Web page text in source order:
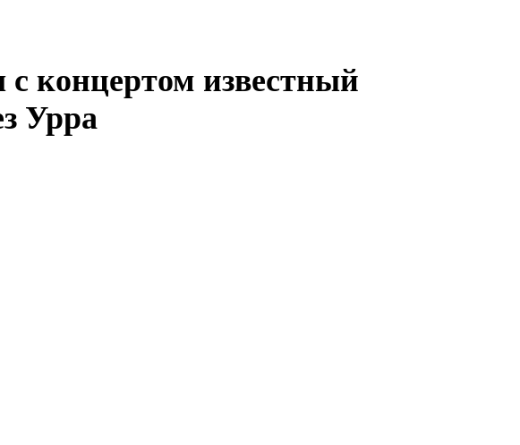
концертом известный
Урра